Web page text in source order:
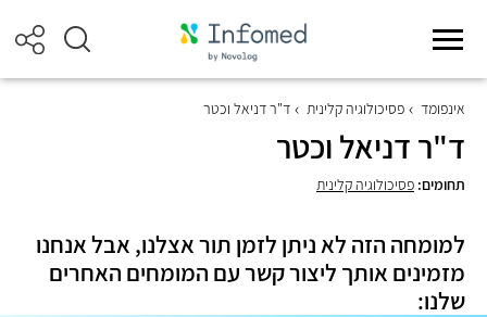
אינפומד פסיכולוגיה קלינית ד"ר דניאל וכטר
ד"ר דניאל וכטר
תחומים: פסיכולוגיה קלינית
למומחה הזה לא ניתן לזמן תור אצלנו, אבל אנחנו
מזמינים אותך ליצור קשר עם המומחים האחרים
שלנו: